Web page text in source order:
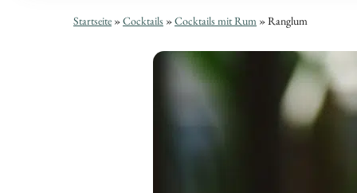
Ranglum
Ranglum
Startseite »Cocktails »Cocktails mit Rum »Ranglum